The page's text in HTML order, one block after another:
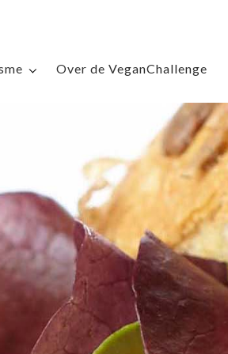
Over de VeganChallenge